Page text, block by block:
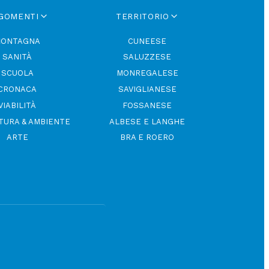
SANITÀ
SCUOLA
& AMBIENTE
ARTE
TERRITORIO
CUNEESE
SALUZZESE
MONREGALESE
SAVIGLIANESE
FOSSANESE
ALBESE E LANGHE
BRA E ROERO